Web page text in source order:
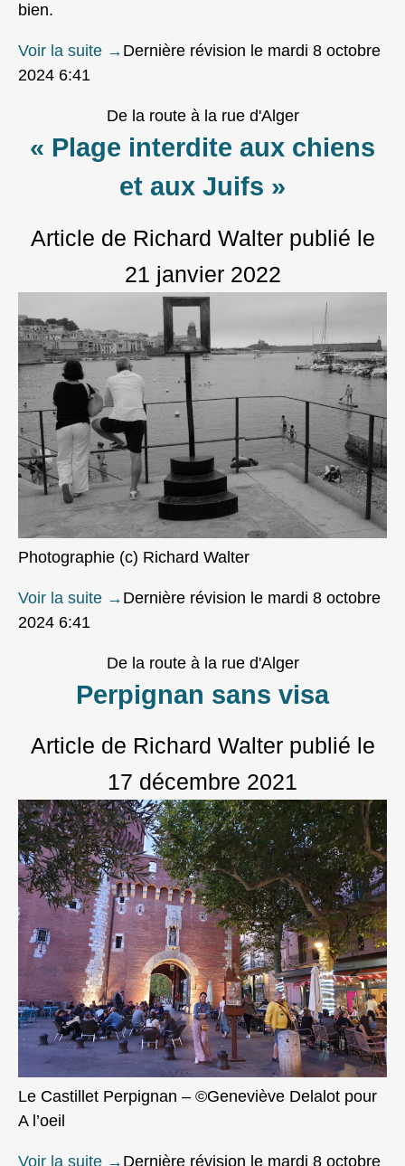
bien.
Voir la suite → Dernière révision le mardi 8 octobre
2024 6:41
De la route à la rue d'Alger
« Plage interdite aux chiens
et aux Juifs »
Article de Richard Walterpublié le
21 janvier 2022
Photographie (c) Richard Walter
Voir la suite → Dernière révision le mardi 8 octobre
2024 6:41
De la route à la rue d'Alger
Perpignan sans visa
Article de Richard Walterpublié le
17 décembre 2021
Le Castillet Perpignan – ©Geneviève Delalot pour
A l’oeil
Voir la suite → Dernière révision le mardi 8 octobre